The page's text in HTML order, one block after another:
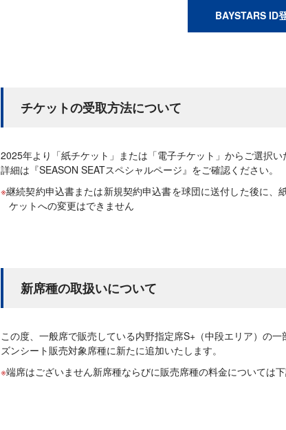
BAYSTARS ID
チケットの受取方法について
2025年より「紙チケット」または「電子チケット」からご選択い
詳細は『SEASON SEATスペシャルページ』をご確認ください。
継続契約申込書または新規契約申込書を球団に送付した後に
ケットへの変更はできません
新席種の取扱いについて
この度、一般席で販売している内野指定席S+（中段エリア）の
ズンシート販売対象席種に新たに追加いたします。
端席はございません新席種ならびに販売席種の料金については下